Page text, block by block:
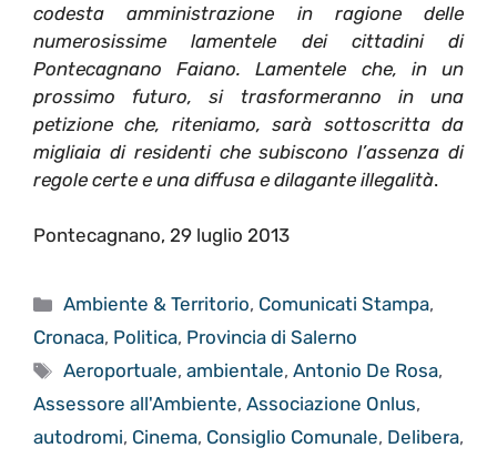
codesta amministrazione in ragione delle
numerosissime lamentele dei cittadini di
Pontecagnano Faiano. Lamentele che, in un
prossimo futuro, si trasformeranno in una
petizione che, riteniamo, sarà sottoscritta da
migliaia di residenti che subiscono l’assenza di
regole certe e una diffusa e dilagante illegalità.
Pontecagnano, 29 luglio 2013
Categorie
Ambiente & Territorio, Comunicati Stampa,
Cronaca, Politica, Provincia di Salerno
Tag
Aeroportuale,ambientale,Antonio De Rosa,
Assessore all'Ambiente, Associazione Onlus,
autodromi, Cinema, Consiglio Comunale, Delibera,